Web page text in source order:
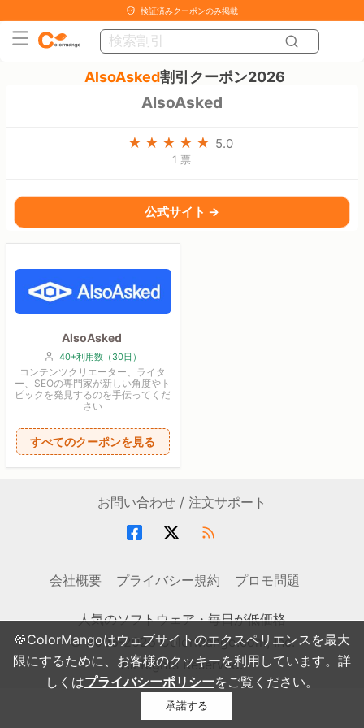
🍪ColorMangoはウェブサイトのエクスペリエンスを最大
限にするために、お客様のクッキーを利用しています。詳
しくはプライバシーポリシーをご覧ください。
承諾する
検証済みクーポンのみ掲載
AlsoAsked割引クーポン2026
AlsoAsked
5.0
1 票
公式サイト →
AlsoAsked
40+利用数（30日）
コンテンツクリエーター、ライタ
ー、SEOの専門家が新しい角度やト
ピックを発見するのを手伝ってくだ
さい
すべてのクーポンを見る
お問い合わせ / 注文サポート
会社概要 プライバシー規約 プロモ問題
人気のソフトウェア・毎日が低価格
© 2006-2026 ColorMango.com, Inc.
All Rights Reserved.